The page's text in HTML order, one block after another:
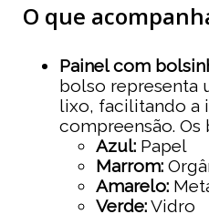
O que
Painel com
bolso representa
lixo, facilitando a
compreensão. Os
Azul: Papel
Marrom:
Amarelo:
Verde:Vidro